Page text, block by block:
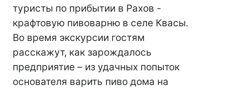
туристы по прибытии в Рахов -
крафтовую пивоварню в селе Квасы.
Во время экскурсии гостям
расскажут, как зарождалось
предприятие – из удачных попыток
основателя варить пиво дома на